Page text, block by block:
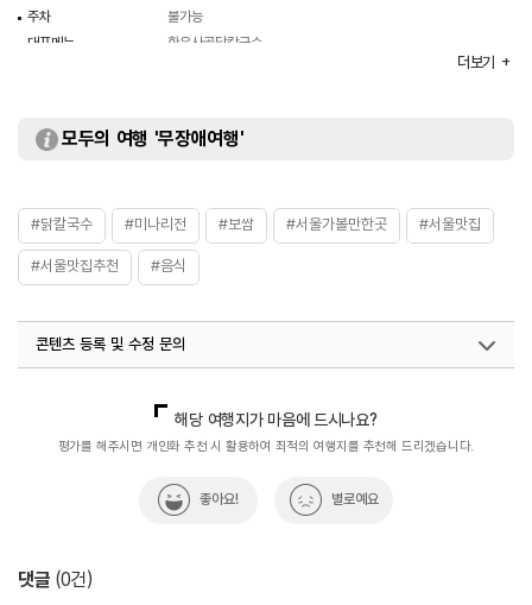
주차
불가능
대표메뉴
한우사골닭칼국수
더보기
모두의 여행 '무장애여행'
#닭칼국수 #미나리전 #보쌈 #서울가볼만한곳 #서울맛집
#서울맛집추천 #음식
콘텐츠 등록 및 수정 문의
해당 여행지가 마음에 드시나요?
평가를 해주시면 개인화 추천 시 활용하여 최적의 여행지를 추천해 드리겠습니다.
좋아요! 별로예요
댓글 (0건)